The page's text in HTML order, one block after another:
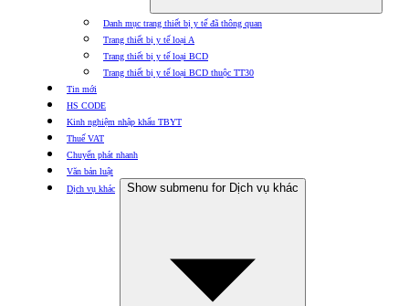
Danh mục trang thiết bị y tế đã thông quan
Trang thiết bị y tế loại A
Trang thiết bị y tế loại BCD
Trang thiết bị y tế loại BCD thuộc TT30
Tin mới
HS CODE
Kinh nghiệm nhập khẩu TBYT
Thuế VAT
Chuyển phát nhanh
Văn bản luật
Dịch vụ khác
Show submenu for Dịch vụ khác